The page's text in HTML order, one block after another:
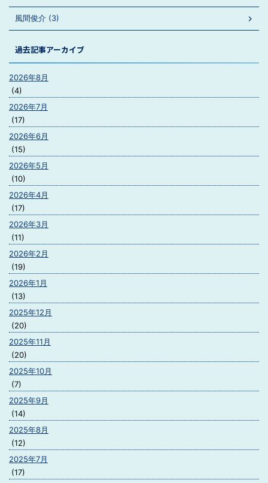
風間俊介 (3)
過去記事アーカイブ
2026年8月
(4)
2026年7月
(17)
2026年6月
(15)
2026年5月
(10)
2026年4月
(17)
2026年3月
(11)
2026年2月
(19)
2026年1月
(13)
2025年12月
(20)
2025年11月
(20)
2025年10月
(7)
2025年9月
(14)
2025年8月
(12)
2025年7月
(17)